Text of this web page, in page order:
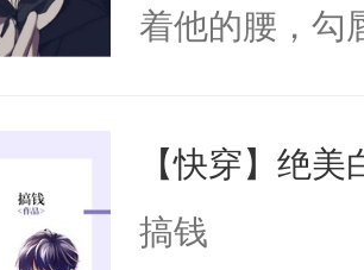
着他的腰，勾
来，给老公
用力——为你
【快穿】绝
搞钱